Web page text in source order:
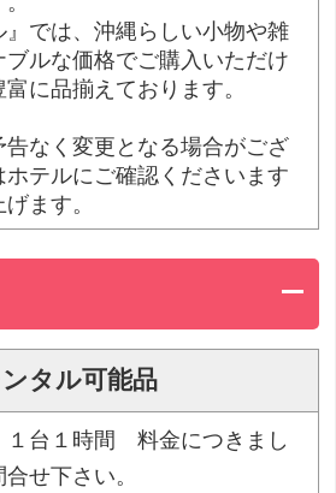
』では、沖縄らしい小物や雑
ルな価格でご購入いただけ
に品揃えております。
なく変更となる場合がござ
テルにご確認くださいます
ます。
タル可能品
台１時間 料金につきまし
せ下さい。